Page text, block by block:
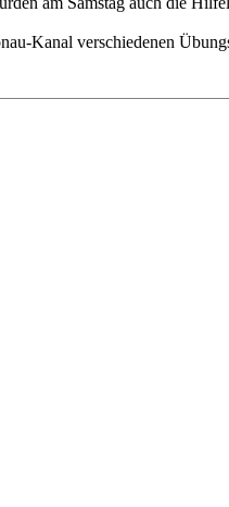
Kanal verschiedenen